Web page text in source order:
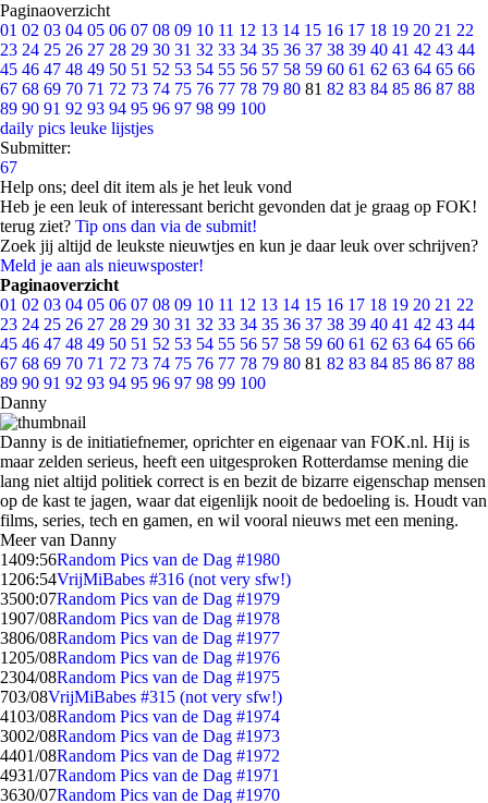
Paginaoverzicht
01 02 03 04 05 06 07 08 09 10 11 12 13 14 15 16 17 18 19 20 21 22
23 24 25 26 27 28 29 30 31 32 33 34 35 36 37 38 39 40 41 42 43 44
45 46 47 48 49 50 51 52 53 54 55 56 57 58 59 60 61 62 63 64 65 66
67 68 69 70 71 72 73 74 75 76 77 78 79 80 81 82 83 84 85 86 87 88
89 90 91 92 93 94 95 96 97 98 99 100
daily pics leuke lijstjes
Submitter:
67
Help ons; deel dit item als je het leuk vond
Heb je een leuk of interessant bericht gevonden dat je graag op FOK!
terug ziet? Tip ons dan via de submit!
Zoek jij altijd de leukste nieuwtjes en kun je daar leuk over schrijven?
Meld je aan als nieuwsposter!
Paginaoverzicht
01 02 03 04 05 06 07 08 09 10 11 12 13 14 15 16 17 18 19 20 21 22
23 24 25 26 27 28 29 30 31 32 33 34 35 36 37 38 39 40 41 42 43 44
45 46 47 48 49 50 51 52 53 54 55 56 57 58 59 60 61 62 63 64 65 66
67 68 69 70 71 72 73 74 75 76 77 78 79 80 81 82 83 84 85 86 87 88
89 90 91 92 93 94 95 96 97 98 99 100
Danny
Danny is de initiatiefnemer, oprichter en eigenaar van FOK.nl. Hij is
maar zelden serieus, heeft een uitgesproken Rotterdamse mening die
lang niet altijd politiek correct is en bezit de bizarre eigenschap mensen
op de kast te jagen, waar dat eigenlijk nooit de bedoeling is. Houdt van
films, series, tech en gamen, en wil vooral nieuws met een mening.
Meer van Danny
1409:56Random Pics van de Dag #1980
1206:54VrijMiBabes #316 (not very sfw!)
3500:07Random Pics van de Dag #1979
1907/08Random Pics van de Dag #1978
3806/08Random Pics van de Dag #1977
1205/08Random Pics van de Dag #1976
2304/08Random Pics van de Dag #1975
703/08VrijMiBabes #315 (not very sfw!)
4103/08Random Pics van de Dag #1974
3002/08Random Pics van de Dag #1973
4401/08Random Pics van de Dag #1972
4931/07Random Pics van de Dag #1971
3630/07Random Pics van de Dag #1970